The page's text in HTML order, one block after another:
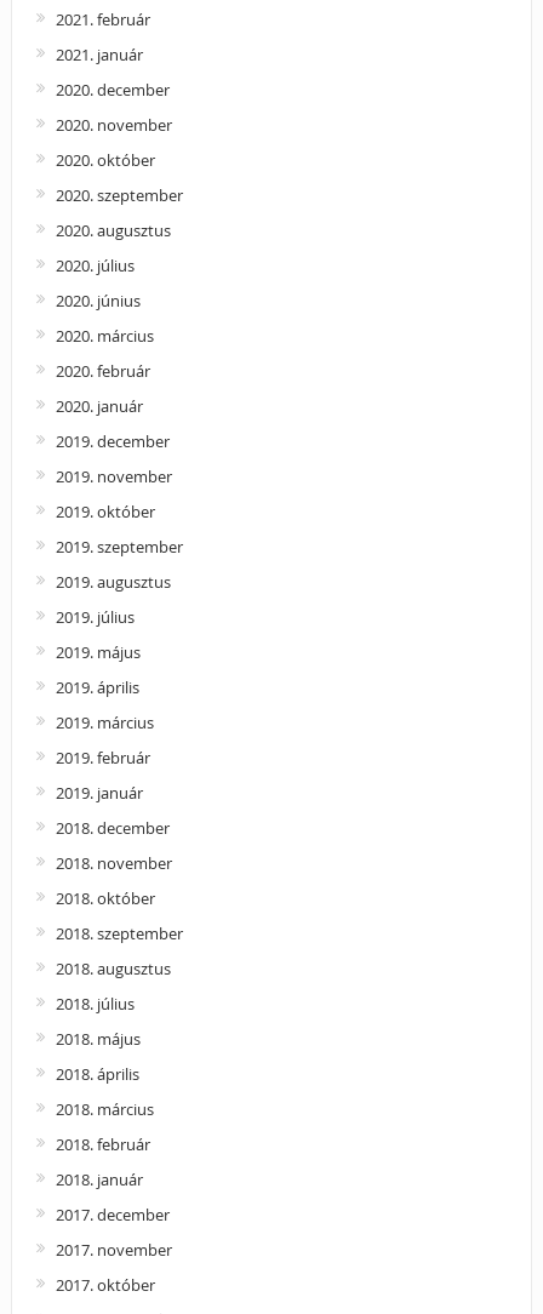
2021. február
2021. január
2020. december
2020. november
2020. október
2020. szeptember
2020. augusztus
2020. július
2020. június
2020. március
2020. február
2020. január
2019. december
2019. november
2019. október
2019. szeptember
2019. augusztus
2019. július
2019. május
2019. április
2019. március
2019. február
2019. január
2018. december
2018. november
2018. október
2018. szeptember
2018. augusztus
2018. július
2018. május
2018. április
2018. március
2018. február
2018. január
2017. december
2017. november
2017. október